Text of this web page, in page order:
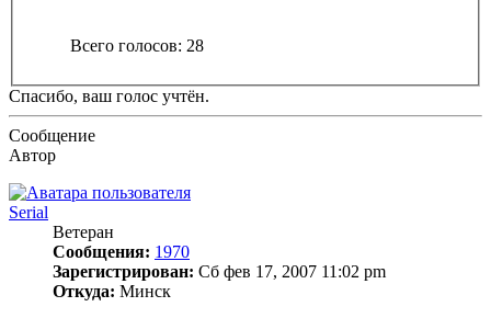
Всего голосов: 28
Спасибо, ваш голос учтён.
Сообщение
Автор
Serial
Ветеран
Сообщения: 1970
Зарегистрирован: Сб фев 17, 2007 11:02 pm
Откуда: Минск